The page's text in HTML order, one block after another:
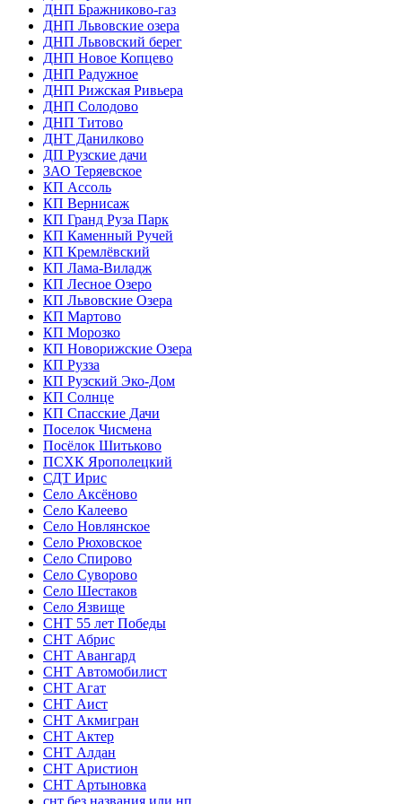
ДНП Бражниково-газ
ДНП Львовские озера
ДНП Львовский берег
ДНП Новое Копцево
ДНП Радужное
ДНП Рижская Ривьера
ДНП Солодово
ДНП Титово
ДНТ Данилково
ДП Рузские дачи
ЗАО Теряевское
КП Ассоль
КП Вернисаж
КП Гранд Руза Парк
КП Каменный Ручей
КП Кремлёвский
КП Лама-Виладж
КП Лесное Озеро
КП Львовские Озера
КП Мартово
КП Морозко
КП Новорижские Озера
КП Рузза
КП Рузский Эко-Дом
КП Солнце
КП Спасские Дачи
Поселок Чисмена
Посёлок Шитьково
ПСХК Ярополецкий
СДТ Ирис
Село Аксёново
Село Калеево
Село Новлянское
Село Рюховское
Село Спирово
Село Суворово
Село Шестаков
Село Язвище
СНТ 55 лет Победы
СНТ Абрис
СНТ Авангард
СНТ Автомобилист
СНТ Агат
СНТ Аист
СНТ Акмигран
СНТ Актер
СНТ Алдан
СНТ Аристион
СНТ Артыновка
снт без названия или нп